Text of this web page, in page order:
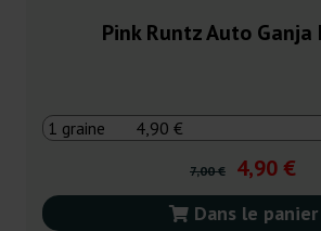
Pink Runtz Auto Ganja
7,00 € 4,90 €
Dans le panier